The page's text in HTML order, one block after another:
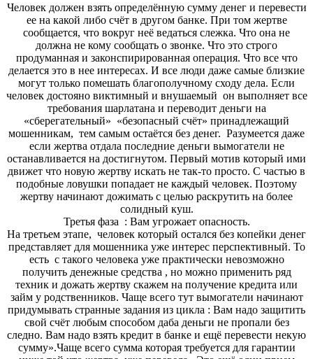
Человек должен взять определённую сумму денег и перевести
ее на какой либосчёт в другом банке. При том жертве
сообщается, что вокруг неё ведаться слежка. Что она не
должна не кому сообщать о звонке. Что это строго
продуманная и законспирированная операция. Что все что
делается это в нее интересах. И все люди даже самые близкие
могут только помешать благополучному сходу дела. Если
человек достояно виктимный и внушаемый он выполняет все
требования шарлатана и переводит деньги на
«сберегательный» «безопасный счёт» принадлежащий
мошенникам, тем самым остаётся без денег. Разумеется даже
если жертва отдала последние деньги вымогатели не
останавливается на достигнутом. Первый мотив который ими
движет что новую жертву искать не так-то просто. С частью в
подобные ловушки попадает не каждый человек. Поэтому
жертву начинают дожимать с целью раскрутить на более
солидный куш.
Третья фаза : Вам угрожает опасность.
На третьем этапе, человек который остался без копейки денег
представляет для мошенника уже интерес перспективный. То
есть с такого человека уже практически невозможно
получить денежные средства , но можно применить ряд
техник и дожать жертву скажем на получение кредита или
займ у родственников. Чаще всего тут вымогатели начинают
придумывать странные задания из цикла : Вам надо защитить
свой счёт любым способом даба деньги не пропали без
следно. Вам надо взять кредит в банке и ещё перевести некую
сумму».Чаще всего сумма которая требуется для гарантии